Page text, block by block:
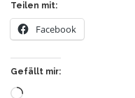
Teilen mit:
Facebook
Gefällt mir:
Wird